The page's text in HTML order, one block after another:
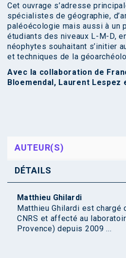
Cet ouvrage s’adresse
spécialistes de géographie,
paléoécologie mais aussi à un
étudiants des niveaux L-M-D,
néophytes souhaitant s’initier
et techniques de la
Avec la collaboration de
Bloemendal, Laurent Lespez
AUTEUR(S)
DÉTAILS
Matthieu Ghilardi
Matthieu Ghilardi est chargé
CNRS et affecté au
Provence) depuis 2009 ...